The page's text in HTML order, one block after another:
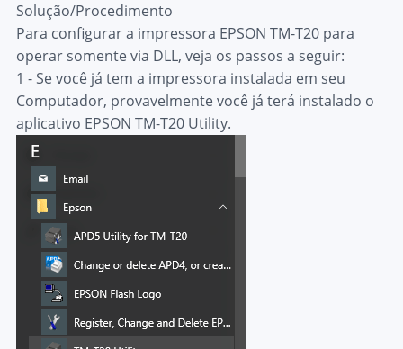
Solução/Procedimento
Para configurar a impressora EPSON TM-T20 para
operar somente via DLL, veja os passos a seguir:
1 - Se você já tem a impressora instalada em seu
Computador, provavelmente você já terá instalado o
aplicativo EPSON TM-T20 Utility.